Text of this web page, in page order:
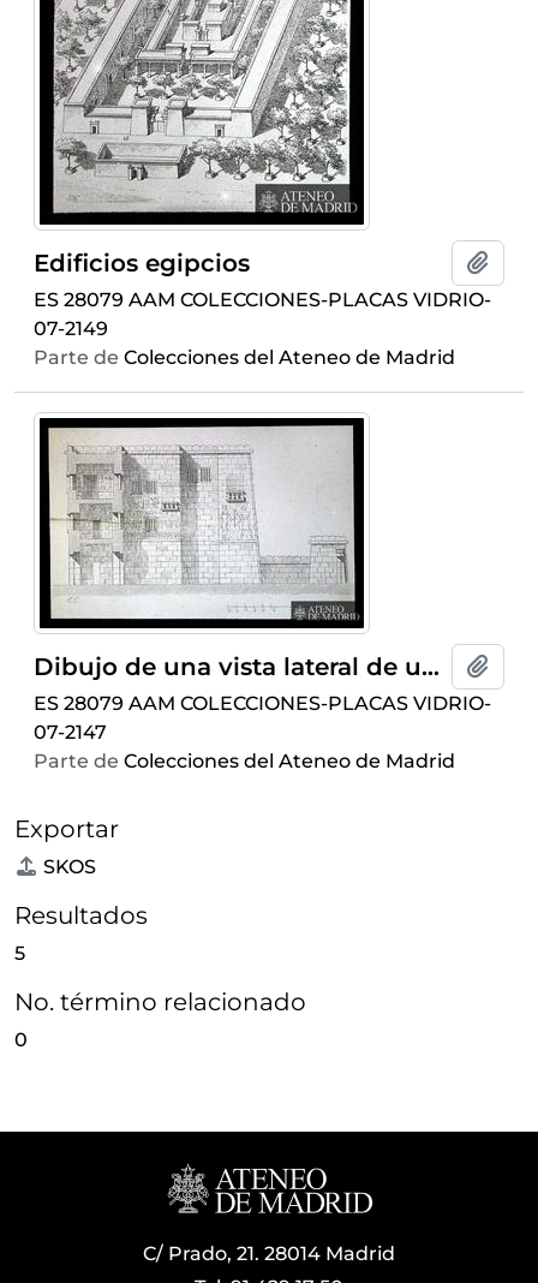
Edificios egipcios
ES 28079 AAM COLECCIONES-PLACAS VIDRIO-
07-2149
Parte de Colecciones del Ateneo de Madrid
Dibujo de una vista lateral de un templo egipcio
ES 28079 AAM COLECCIONES-PLACAS VIDRIO-
07-2147
Parte de Colecciones del Ateneo de Madrid
Exportar
SKOS
Resultados
5
No. término relacionado
0
C/ Prado, 21. 28014 Madrid